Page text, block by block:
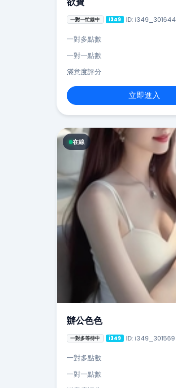
一對一忙線中 i349 ID: i349_301644
一對多點數
一對一點數
滿意度評分
立即進入
在線
辦公色色
一對多等待中 i349 ID: i349_301569
一對多點數
一對一點數